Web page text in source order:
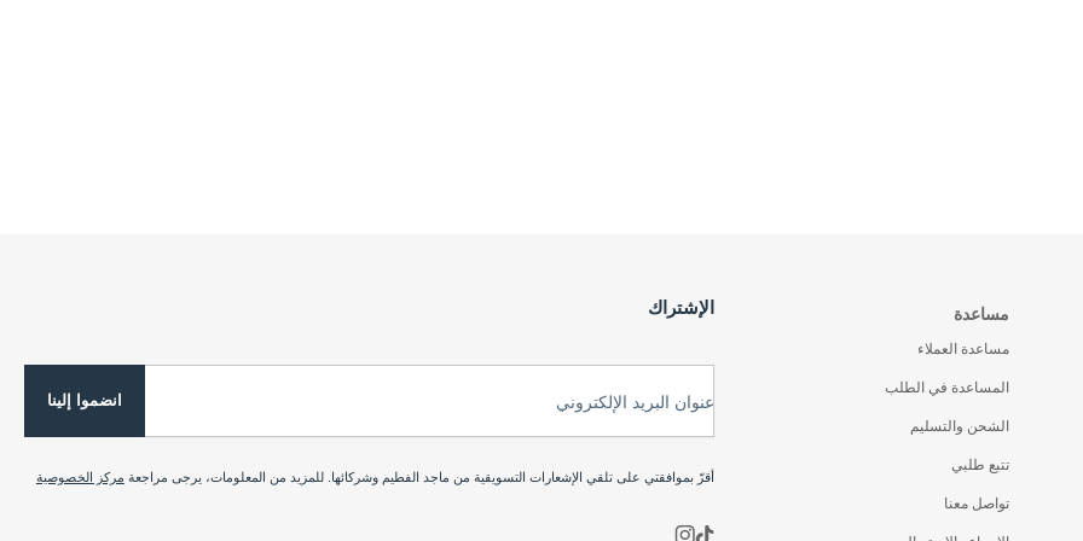
مساعدة
مساعدة العملاء
المساعدة في الطلب
الشحن والتسليم
تتبع طلبي
تواصل معنا
الإشتراك
عنوان البريد الإلكتروني انضموا إلينا
أقرّ بموافقتي على تلقي الإشعارات التسويقية من ماجد الفطيم وشركائها. للمزيد من المعلومات، يرجى مراجعة مركز الخصوصية